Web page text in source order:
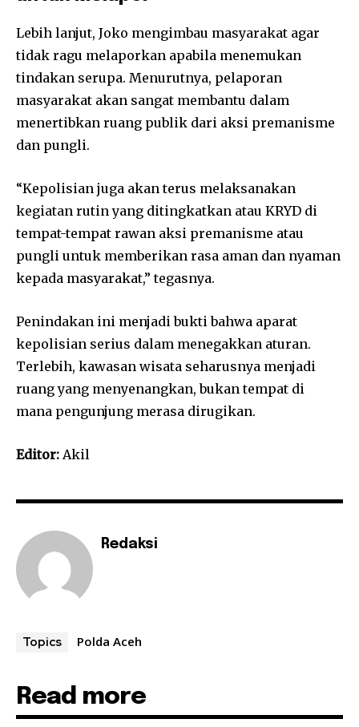
Lebih lanjut, Joko mengimbau masyarakat agar
tidak ragu melaporkan apabila menemukan
tindakan serupa. Menurutnya, pelaporan
masyarakat akan sangat membantu dalam
menertibkan ruang publik dari aksi premanisme
dan pungli.
“Kepolisian juga akan terus melaksanakan
kegiatan rutin yang ditingkatkan atau KRYD di
tempat-tempat rawan aksi premanisme atau
pungli untuk memberikan rasa aman dan nyaman
kepada masyarakat,” tegasnya.
Penindakan ini menjadi bukti bahwa aparat
kepolisian serius dalam menegakkan aturan.
Terlebih, kawasan wisata seharusnya menjadi
ruang yang menyenangkan, bukan tempat di
mana pengunjung merasa dirugikan.
Editor: Akil
Redaksi
Topics Polda Aceh
Read more